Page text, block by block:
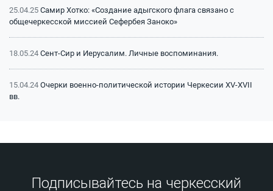
25.04.25 Самир Хотко: «Создание адыгского флага связано с
общечеркесской миссией Сефербея Заноко»
18.05.24 Сент-Сир и Иерусалим. Личные воспоминания.
15.04.24 Очерки военно-политической истории Черкесии XV-XVII
вв.
Подписывайтесь на черкесский